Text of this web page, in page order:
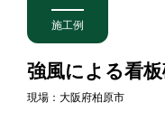
施工例
強風による看
現場：大阪府柏原市